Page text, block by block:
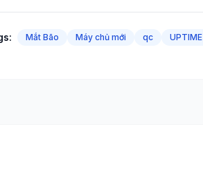
Mắt Bão Máy chủ mới qc UPTIME